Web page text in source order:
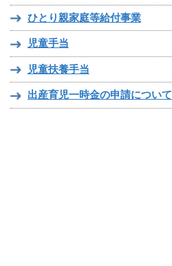
ひとり親家庭等給付事業
児童手当
児童扶養手当
出産育児一時金の申請について